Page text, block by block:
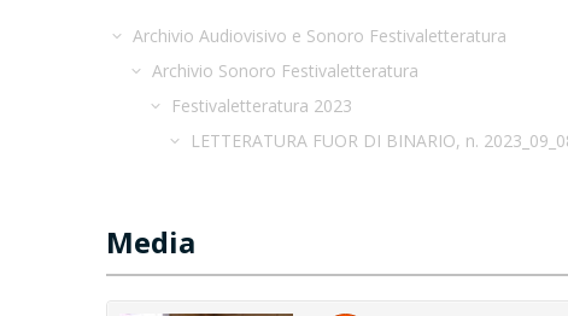
Archivio Audiovisivo e Sonoro Festivaletteratura
Archivio Sonoro Festivaletteratura
Festivaletteratura 2023
LETTERATURA FUOR DI BINARIO, n.
Media